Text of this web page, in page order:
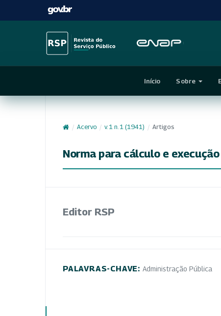
Início Sobre
/ Acervo / v. 1 n. 1 (1941) / Artigos
Norma para cálculo e
Editor RSP
PALAVRAS-CHAVE: Administração Pública